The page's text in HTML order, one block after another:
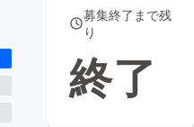
募集終了まで残
り
終了